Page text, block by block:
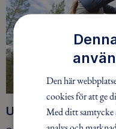
Upptäck nya
Den här
cookies för att ge
Med ditt samtycke